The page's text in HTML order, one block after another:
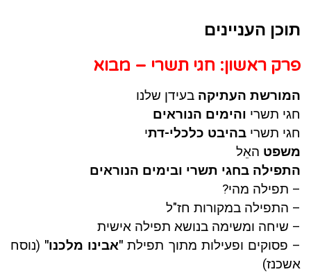
תוכן העניינים
פרק ראשון: חגי תשרי – מבוא
המורשת העתיקה בעידן שלנו
חגי תשרי והימים הנוראים
חגי תשרי בהיבט כלכלי-דתי
משפט האֵל
התפילה בחגי תשרי ובימים הנוראים
– תפילה מהי?
– התפילה במקורות חז"ל
– שיחה ומשימה בנושא תפילה אישית
– פסוקים ופעילות מתוך תפילת "אבינו מלכנו" (נוסח
אשכנז)